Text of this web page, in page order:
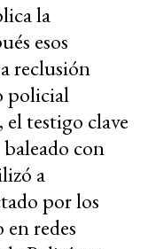
la
esos
reclusión
policial
testigo clave
con
a
por los
redes